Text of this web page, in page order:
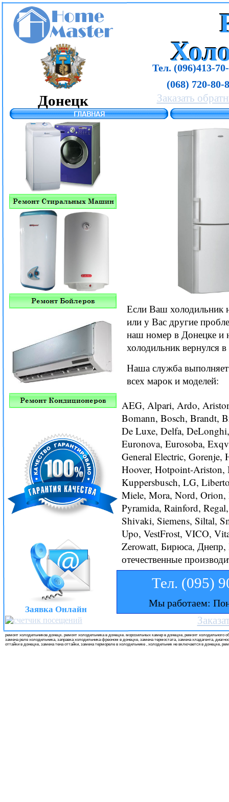
Мы работаем:
AEG, Alpari, Ardo,
Bomann, Bosch, Brandt,
De Luxe, Delfa,
Euronova, Eurosoba,
General Electric, Gorenje,
Hoover, Hotpoint-Ariston,
Kuppersbusch, LG,
Miele, Mora, Nord, Orion,
Pyramida, Rainford,
Shivaki, Siemens, Siltal,
Upo, VestFrost, VICO,
Zerowatt, Бирюса,
отечественные
Если Ваш холодильник
или у Вас другие
наш номер в Донецке и
холодильник вернулся
Наша служба
всех марок и моделей:
Донецк
Заявка Онлайн
Заказать
Тел. (096)413-
(068) 720-80-
Тел. (095)
ремонт холодильников донецк. ремонт холодильника в донецке. морозильных камер в донецке, ремонт
замена реле холодильника, заправка холодильника фреоном в донецке, замена термостата, замена хладагента,
оттайки в донецке, замена тена оттайки, замена термореле в холодильнике , холодильник не включается в донецке,